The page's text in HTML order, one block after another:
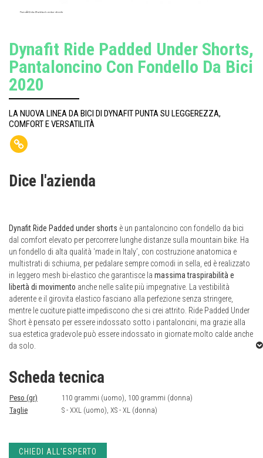
Dynafit Ride Padded under shorts
Dynafit Ride Padded Under Shorts,
Pantaloncino Con Fondello Da Bici
2020
LA NUOVA LINEA DA BICI DI DYNAFIT PUNTA SU LEGGEREZZA,
COMFORT E VERSATILITÀ
Dice l'azienda
Dynafit Ride Padded under shorts è un pantaloncino con fondello da bici
dal comfort elevato per percorrere lunghe distanze sulla mountain bike. Ha
un fondello di alta qualità ‘made in Italy’, con costruzione anatomica e
multistrati di schiuma, per pedalare sempre comodi in sella, ed è realizzato
in leggero mesh bi-elastico che garantisce la massima traspirabilità e
libertà di movimento anche nelle salite più impegnative. La vestibilità
aderente e il girovita elastico fasciano alla perfezione senza stringere,
mentre le cuciture piatte impediscono che si crei attrito. Ride Padded Under
Short è pensato per essere indossato sotto i pantaloncini, ma grazie alla
sua estetica gradevole può essere indossato in giornate molto calde anche
da solo.
Scheda tecnica
Peso (gr)
110 grammi (uomo), 100 grammi (donna)
Taglie
S - XXL (uomo), XS - XL (donna)
CHIEDI ALL'ESPERTO